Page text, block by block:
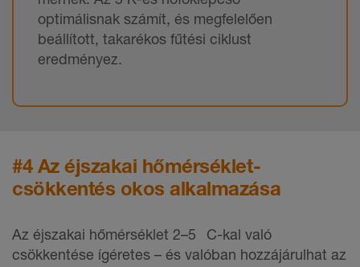
optimálisnak számít, és megfelelően
beállított, takarékos fűtési ciklust
eredményez.
#4 Az éjszakai hőmérséklet-
csökkentés okos alkalmazása
Az éjszakai hőmérséklet 2–5 C-kal való
csökkentése ígéretes – és valóban hozzájárulhat az